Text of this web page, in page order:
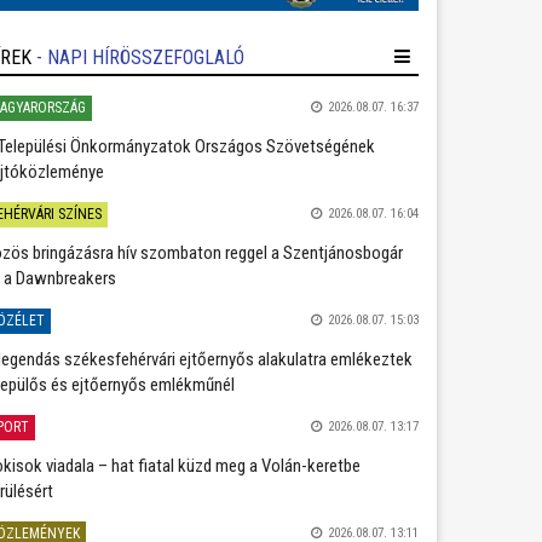
- NAPI HÍRÖSSZEFOGLALÓ
2026.08.07. 16:37
Önkormányzatok Országos Szövetségének
SZÍNES 2026.08.07. 16:04
bringázásra hív szombaton reggel a Szentjánosbogár
Dawnbreakers
2026.08.07. 15:03
székesfehérvári ejtőernyős alakulatra emlékeztek
és ejtőernyős emlékműnél
2026.08.07. 13:17
viadala – hat fiatal küzd meg a Volán-keretbe
2026.08.07. 13:11